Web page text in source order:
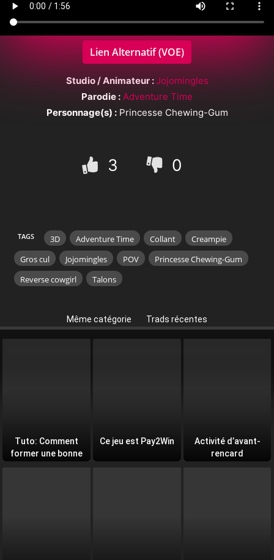
Lien Alternatif (VOE)
Studio / Animateur :Jojomingles
Parodie : Adventure Time
Personnage(s) :Princesse Chewing-Gum
3 0
TAGS 3D Adventure Time Collant
Creampie
Gros cul
Jojomingles POV
Princesse Chewing-Gum
Reverse cowgirl
Talons
Même catégorie Trads récentes
Tuto: Comment
former une bonne
Ce jeu est Pay2Win
Activité d’avant-
rencard